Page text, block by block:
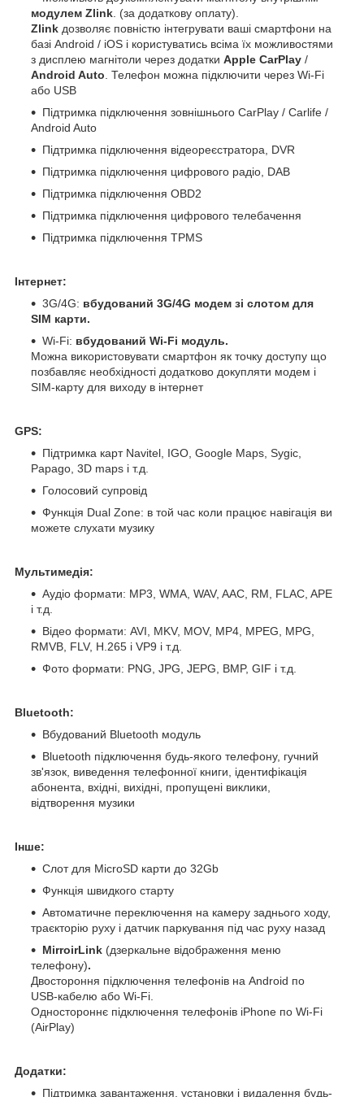
модулем Zlink . (за додаткову оплату).
Zlink дозволяє повністю інтегрувати ваші смартфони на
базі Android / iOS і користуватись всіма їх можливостями
з дисплею магнітоли через додатки Apple CarPlay /
Android Auto . Телефон можна підключити через Wi-Fi
або USB
Підтримка підключення зовнішнього CarPlay / Carlife /
Android Auto
Підтримка підключення відеореєстратора, DVR
Підтримка підключення цифрового радіо, DAB
Підтримка підключення OBD2
Підтримка підключення цифрового телебачення
Підтримка підключення TPMS
Інтернет:
3G/4G: вбудований 3G/4G модем зі слотом для
SIM карти.
Wi-Fi: вбудований Wi-Fi модуль.
Можна використовувати смартфон як точку доступу що
позбавляє необхідності додатково докупляти модем і
SIM-карту для виходу в інтернет
GPS:
Підтримка карт Navitel, IGO, Google Maps, Sygic,
Papago, 3D maps і т.д.
Голосовий супровід
Функція Dual Zone: в той час коли працює навігація ви
можете слухати музику
Мультимедія:
Аудіо формати: MP3, WMA, WAV, AAC, RM, FLAC, APE
і т.д.
Відео формати: AVI, MKV, MOV, MP4, MPEG, MPG,
RMVB, FLV, H.265 і VP9 і т.д.
Фото формати: PNG, JPG, JEPG, BMP, GIF і т.д.
Bluetooth:
Вбудований Bluetooth модуль
Bluetooth підключення будь-якого телефону, гучний
зв'язок, виведення телефонної книги, ідентифікація
абонента, вхідні, вихідні, пропущені виклики,
відтворення музики
Інше:
Слот для MicroSD карти до 32Gb
Функція швидкого старту
Автоматичне переключення на камеру заднього ходу,
траєкторію руху і датчик паркування під час руху назад
MirroirLink (дзеркальне відображення меню
телефону).
Двостороння підключення телефонів на Android по
USB-кабелю або Wi-Fi.
Одностороннє підключення телефонів iPhone по Wi-Fi
(AirPlay)
Додатки:
Підтримка завантаження, установки і видалення будь-